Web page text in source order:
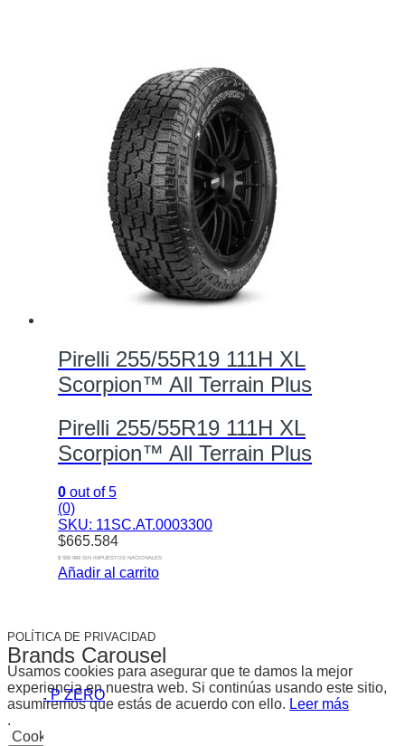
Pirelli 255/55R19 111H XL
Scorpion™ All Terrain Plus
Pirelli 255/55R19 111H XL
Scorpion™ All Terrain Plus
0 out of 5
(0)
SKU: 11SC.AT.0003300
$665.584
$ 550.069 SIN IMPUESTOS NACIONALES
Añadir al carrito
Brands Carousel
. P ZERO
POLÍTICA DE PRIVACIDAD
Usamos cookies para asegurar que te damos la mejor
experiencia en nuestra web. Si continúas usando este sitio,
asumiremos que estás de acuerdo con ello. Leer más
.
Cookies